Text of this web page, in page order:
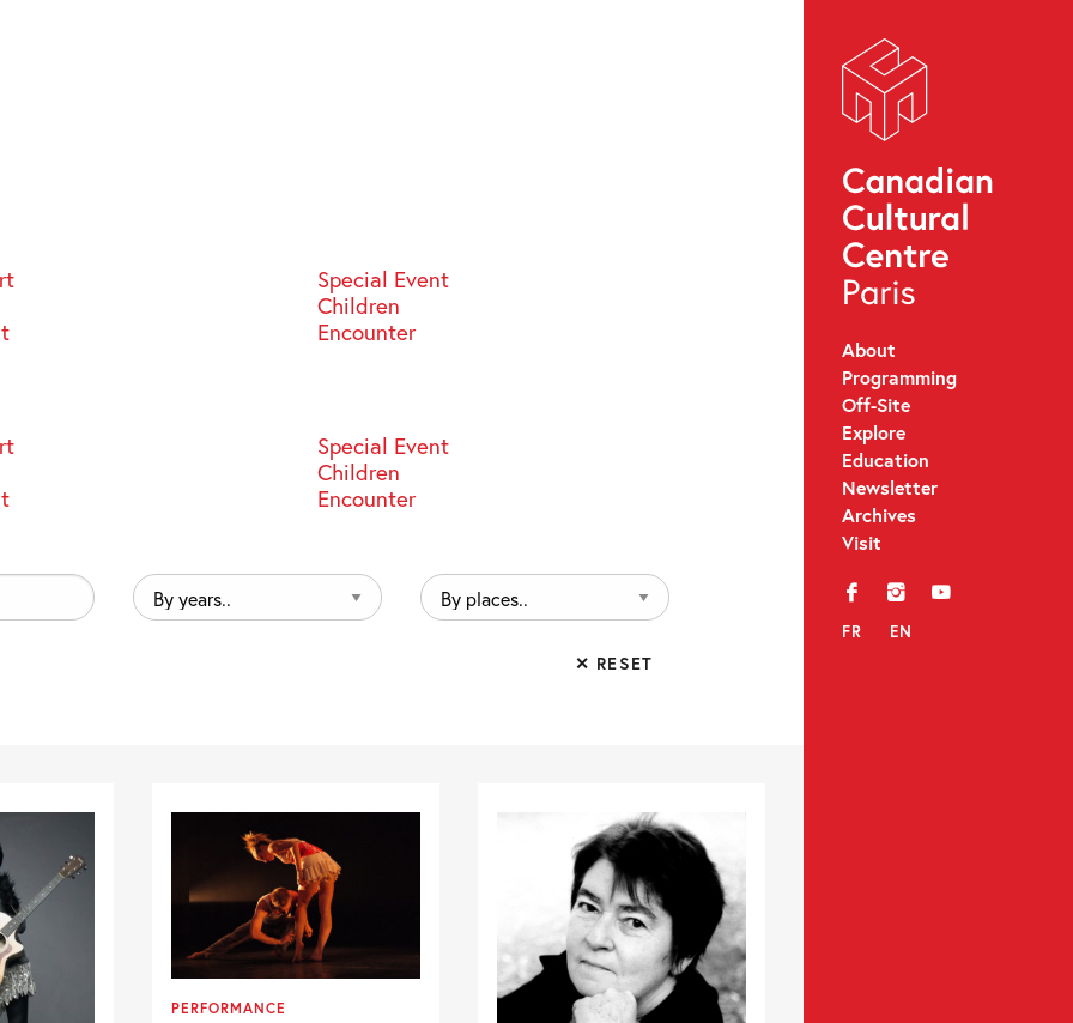
About
Programming
Off-Site
Explore
Education
Newsletter
Archives
Visit
f i y
FR EN
Special Event
Children
Encounter
Special Event
Children
Encounter
By
years..
By
places..
✕ RESET
PERFORMANCE